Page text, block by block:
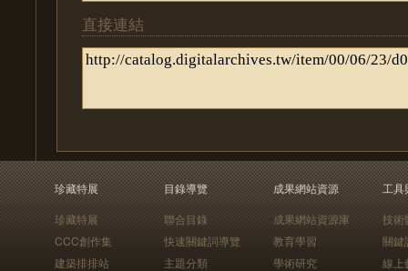
直接連結
珍藏特展
珍藏特展
CCC創作集
建築排排站
目錄導覽
聯合目錄
快速關鍵詞導覽
主題分類
成果網站資源
成果網站資源庫
教育學習
學術研究
工具
技術
關鍵
線上